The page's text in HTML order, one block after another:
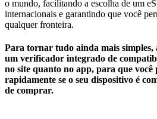
o mundo, facilitando a escolha de um
internacionais e garantindo que você
qualquer fronteira.
Para tornar tudo ainda mais simples,
um verificador integrado de
no site quanto no app, para que você
rapidamente se o seu dispositivo é
de comprar.